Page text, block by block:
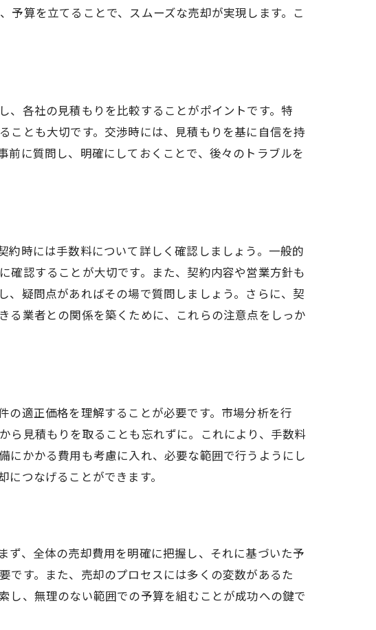
算を立てることで、スムーズな売却が実現します。こ
、各社の見積もりを比較することがポイントです。特
ことも大切です。交渉時には、見積もりを基に自信を持
に質問し、明確にしておくことで、後々のトラブルを
時には手数料について詳しく確認しましょう。一般的
確認することが大切です。また、契約内容や営業方針も
疑問点があればその場で質問しましょう。さらに、契
る業者との関係を築くために、これらの注意点をしっか
適正価格を理解することが必要です。市場分析を行
ら見積もりを取ることも忘れずに。これにより、手数料
にかかる費用も考慮に入れ、必要な範囲で行うようにし
つなげることができます。
、全体の売却費用を明確に把握し、それに基づいた予
です。また、売却のプロセスには多くの変数があるた
し、無理のない範囲での予算を組むことが成功への鍵で